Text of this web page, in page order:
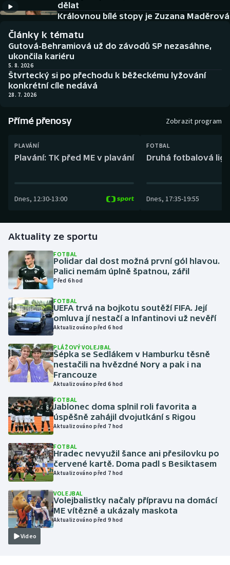
Basketbal
Biatlon
Boby a skeleton
Box
Florbal
Gymnastika
Házená
Jezdectví
Judo
Krasobruslení
Lezení
Lyže a snowboard
Moderní pětiboj
Motorsport
Olympijské hry
Parasport
Plavání
Plážový volejbal
Historické návraty
Aplikace ČT sport
AZ kvíz
dělat
Královnou bílé stopy je Zuzana Maděrová
Články k tématu
Gutová-Behramiová už do závodů SP nezasáhne,
ukončila kariéru
5. 8. 2026
Štvrtecký si po přechodu k běžeckému lyžování
konkrétní cíle nedává
28. 7. 2026
Přímé přenosy Zobrazit program
PLAVÁNÍ
Plavání: TK před ME v plavání
Dnes, 12:30-13:00
FOTBAL
Druhá fotbalová
Dnes, 17:35-19:55
Aktuality ze sportu
FOTBAL
Polidar dal dost možná první gól hlavou.
Palici nemám úplně špatnou, zářil
Před 6 hod
FOTBAL
UEFA trvá na bojkotu soutěží FIFA. Její
omluva jí nestačí a Infantinovi už nevěří
Aktualizováno před 6 hod
PLÁŽOVÝ VOLEJBAL
Šépka se Sedlákem v Hamburku těsně
nestačili na hvězdné Nory a pak i na
Francouze
Aktualizováno před 6 hod
FOTBAL
Jablonec doma splnil roli favorita a
úspěšně zahájil dvojutkání s Rigou
Aktualizováno před 7 hod
FOTBAL
Hradec nevyužil šance ani přesilovku po
červené kartě. Doma padl s Besiktasem
Aktualizováno před 7 hod
Video
VOLEJBAL
Volejbalistky načaly přípravu na domácí
ME vítězně a ukázaly maskota
Aktualizováno před 9 hod